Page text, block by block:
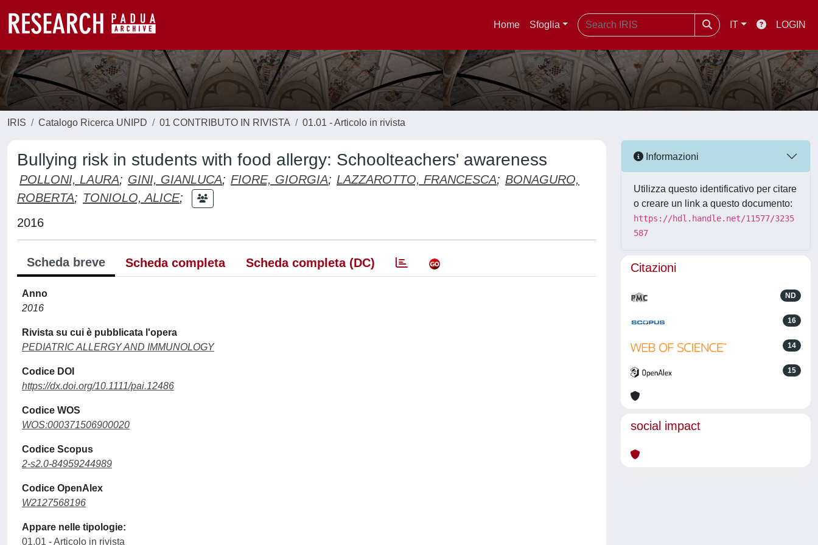
Home Sfoglia IT LOGIN
IRIS Catalogo Ricerca UNIPD 01 CONTRIBUTO IN RIVISTA 01.01 - Articolo in rivista
Bullying risk in students with food allergy: Schoolteachers' awareness
POLLONI, LAURA; GINI, GIANLUCA; FIORE, GIORGIA; LAZZAROTTO, FRANCESCA; BONAGURO,
ROBERTA; TONIOLO, ALICE;
2016
Scheda breve Scheda completa Scheda completa (DC)
Anno
2016
Rivista su cui è pubblicata l'opera
PEDIATRIC ALLERGY AND IMMUNOLOGY
Codice DOI
https://dx.doi.org/10.1111/pai.12486
Codice WOS
WOS:000371506900020
Codice Scopus
2-s2.0-84959244989
Codice OpenAlex
W2127568196
Appare nelle tipologie:
01.01 - Articolo in rivista
Informazioni
Utilizza questo identificativo per citare
o creare un link a questo documento:
https://hdl.handle.net/11577/3235
587
Citazioni
ND
16
14
15
social impact